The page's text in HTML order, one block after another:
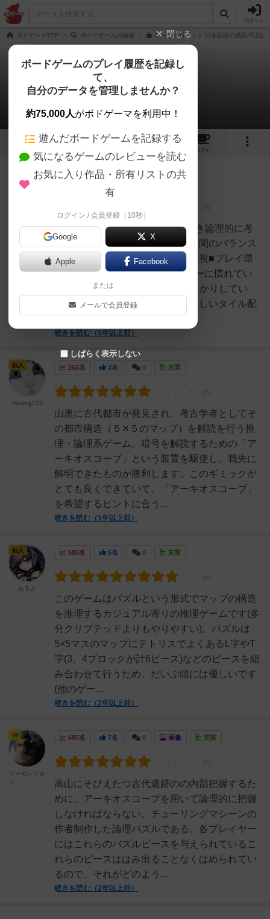
ログイン
ボドゲーマTOP ボードゲームの検索 アーキオロジック 日本語版の通販/商品詳
アーキオロジック
4件のレビュー
1 4
カフェ
373名 充実
■筆者の基本スタイル重ゲーが好き論理的に考
える要素が好き運要素とプレイ時間のバランス
を重視ダウンタイムの少なさを重視■プレイ環
境3人プレイ全員初回プレイ重ゲーに慣れてい
るメンバー■Good推理要素がしっかりしてい
て、論理的思考を試されるのが楽しいタイル配
置による情報整理が視...
続きを読む（1年以上前）
仙人
262名 2名 0 充実
山奥に古代都市が発見され、考古学者としてそ
の都市構造（５✕５のマップ）を解読を行う推
理・論理系ゲーム。暗号を解読するための「ア
ーキオスコープ」という装置を駆使し、我先に
解明できたものが勝利します。このギミックが
とても良くできていて、「アーキオスコープ」
を希望するヒントに合う...
続きを読む（1年以上前）
仙人
touring123
686名 6名 0 充実
このゲームはパズルという形式でマップの構造
を推理するカジュアル寄りの推理ゲームです(多
分クリプテッドよりもやりやすい)。パズルは
5×5マスのマップにテトリスでよくあるL字やT
字(3、4ブロックが計6ピース)などのピースを組
み合わせて行うため、だいぶ頭には優しいです
(他のゲー...
続きを読む（2年以上前）
仙人
あると
685名 7名 0 画像 充実
高山にそびえたつ古代遺跡のの内部把握するた
めに、アーキオスコープを用いて論理的に把握
しなければならない。チューリングマシーンの
作者制作した論理パズルである。各プレイヤー
にはこれらのパズルピースを与えられているこ
れらのピースははみ出ることなくはめられてい
るので、それがどのよう...
続きを読む（2年以上前）
神
リーゼンドル
フ
閉じる
ボードゲームのプレイ履歴を記録し
て、
自分のデータを管理しませんか？
約75,000人がボドゲーマを利用中！
遊んだボードゲームを記録する
気になるゲームのレビューを読む
お気に入り作品・所有リストの共
有
ログイン / 会員登録（10秒）
Google X
Apple Facebook
または
メールで会員登録
しばらく表示しない